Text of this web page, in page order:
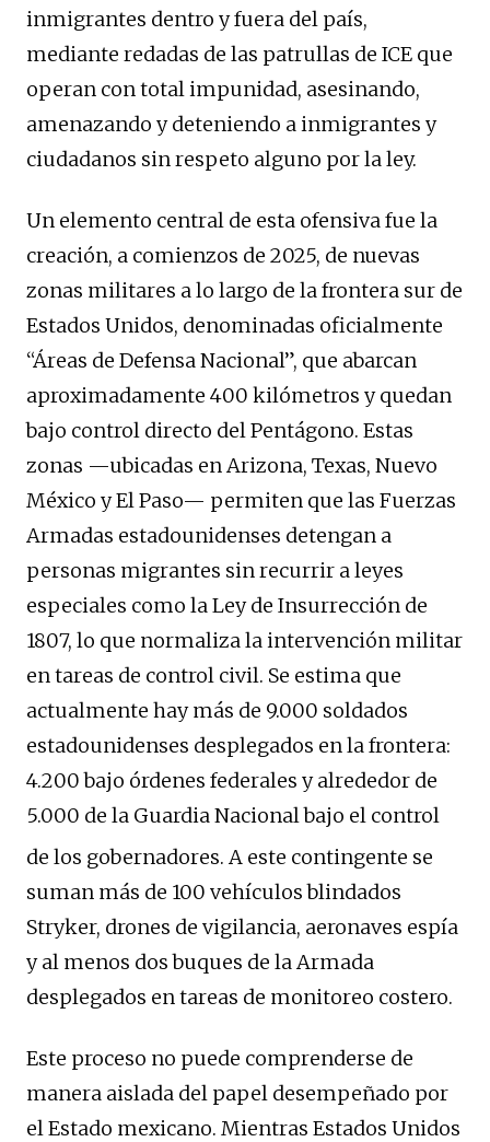
inmigrantes dentro y fuera del país,
mediante redadas de las patrullas de ICE que
operan con total impunidad, asesinando,
amenazando y deteniendo a inmigrantes y
ciudadanos sin respeto alguno por la ley.
Un elemento central de esta ofensiva fue la
creación, a comienzos de 2025, de nuevas
zonas militares a lo largo de la frontera sur de
Estados Unidos, denominadas oficialmente
“Áreas de Defensa Nacional”, que abarcan
aproximadamente 400 kilómetros y quedan
bajo control directo del Pentágono. Estas
zonas —ubicadas en Arizona, Texas, Nuevo
México y El Paso— permiten que las Fuerzas
Armadas estadounidenses detengan a
personas migrantes sin recurrir a leyes
especiales como la Ley de Insurrección de
1807, lo que normaliza la intervención militar
en tareas de control civil. Se estima que
actualmente hay más de 9.000 soldados
estadounidenses desplegados en la frontera:
4.200 bajo órdenes federales y alrededor de
5.000 de la Guardia Nacional bajo el control
de los gobernadores. A este contingente se
suman más de 100 vehículos blindados
Stryker, drones de vigilancia, aeronaves espía
y al menos dos buques de la Armada
desplegados en tareas de monitoreo costero.
Este proceso no puede comprenderse de
manera aislada del papel desempeñado por
el Estado mexicano. Mientras Estados Unidos